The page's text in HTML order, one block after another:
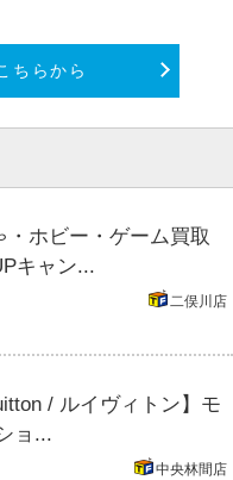
ちらから
・ホビー・ゲーム買取
キャン...
二俣川店
/ ルイヴィトン】モ
ョ...
中央林間店